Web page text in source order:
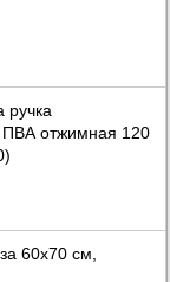
ручка
ПВА отжимная 120
60х70 см,